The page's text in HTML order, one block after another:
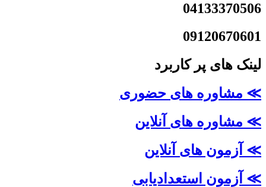
04133370506
09120670601
لینک های پر کاربرد
≫ مشاوره های حضوری
≫ مشاوره های آنلاین
≫ آزمون های آنلاین
≫ آزمون استعدادیابی